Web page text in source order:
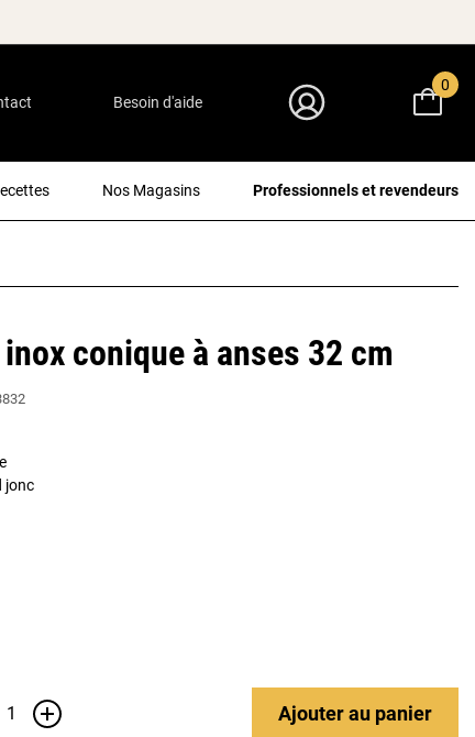
Besoin d'aide
0
Nos Magasins Professionnels et revendeurs
conique à anses 32 cm
jonc
+ Ajouterau panier